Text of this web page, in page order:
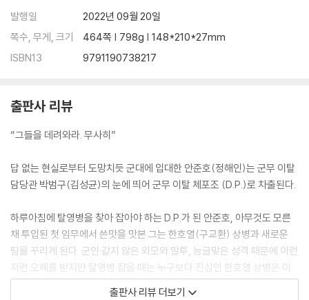
발행일
2022년 09월 20일
쪽수, 무게, 크기
464쪽 | 798g | 148*210*27mm
ISBN13
9791190738217
출판사 리뷰
“그들을 데려와라. 무사히”
답 없는 현실로부터 도망치듯 군대에 입대한 안준호(정해인)는 군무 이탈
담당관 박범구(김성균)의 눈에 띄어 군무 이탈 체포조 (D.P.)로 차출된다.
하루아침에 탈영병을 찾아 잡아야 하는 D.P.가 된 안준호, 아무것도 모른
채 투입된 첫 임무에서 쓴맛을 맛본 그는 한호열(구교환) 상병과 새로운
팀을 꾸리게 된다. 군인 같지 않은 외모와 말투, 능글맞은 성격 때문에 이런
저런 오해를 받지만 탈영병 잡을 때는 누구보다 진심인 한호열 상병은 이
병 안준호에게 추적의 A부터 Z까지 알려주며 팀워크를 다져간다.
출판사 리뷰 더보기